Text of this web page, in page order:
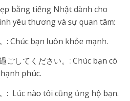
bằng tiếng Nhật dành cho
yêu thương và sự quan tâm:
: Chúc bạn luôn khỏe mạnh.
ごしてください。: Chúc bạn có
phúc.
: Lúc nào tôi cũng ủng hộ bạn.